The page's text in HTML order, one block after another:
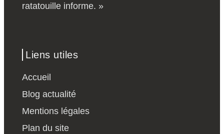
ratatouille informe. »
Liens utiles
Accueil
Blog actualité
Mentions légales
Plan du site